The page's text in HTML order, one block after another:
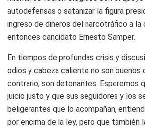
autodefensas o satanizar la figura
ingreso de dineros del narcotráfico a la
entonces candidato Ernesto Samper.
En tiempos de profundas crisis y
odios y cabeza caliente no son buenos
contrario, son detonantes. Esperemos
juicio justo y que sus seguidores y los
beligerantes que lo acompañan,
por encima de la ley, pero que también